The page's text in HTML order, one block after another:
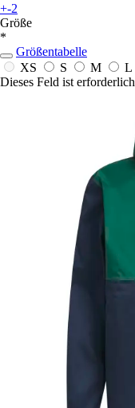
+-2
Größe
*
Größentabelle
XS
S M L
Dieses Feld ist erforderlich